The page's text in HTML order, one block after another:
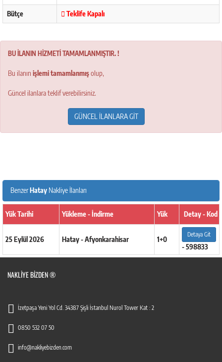
Bütçe Teklife Kapalı
BU İLANIN HİZMETİ TAMAMLANMIŞTIR. !
Bu ilanın işlemi tamamlanmışolup,
Güncel ilanlara teklif verebilirsiniz.
GÜNCEL İLANLARA GİT
BenzerHatay Nakliye İlanları
Yük Tarihi Yükleme - İndirme Yük Detay - Kod
25 Eylül 2026 Hatay - Afyonkarahisar 1+0
Detaya Git
- 598833
NAKLIYE BIZDEN ®
İzetpaşa Yeni Yol Cd. 34387 Şişli İstanbul Nurol Tower Kat : 2
0850 532 07 50
info@nakliyebizden.com